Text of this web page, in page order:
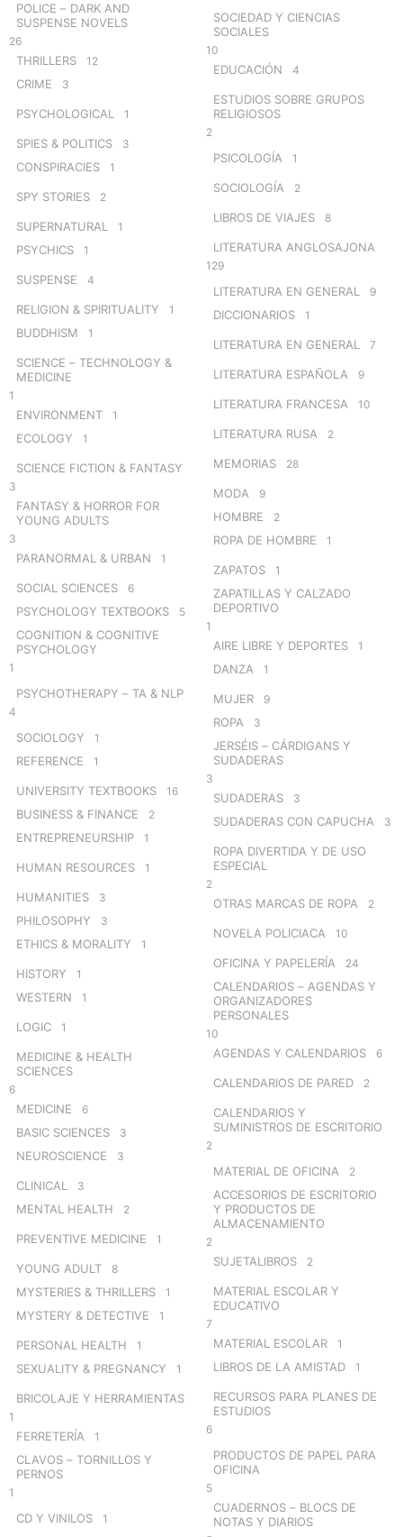
POLICE – DARK AND
SUSPENSE NOVELS
26
THRILLERS 12
CRIME 3
PSYCHOLOGICAL 1
SPIES & POLITICS 3
CONSPIRACIES 1
SPY STORIES 2
SUPERNATURAL 1
PSYCHICS 1
SUSPENSE 4
RELIGION & SPIRITUALITY 1
BUDDHISM 1
SCIENCE – TECHNOLOGY &
MEDICINE
1
ENVIRONMENT 1
ECOLOGY 1
SCIENCE FICTION & FANTASY
3
FANTASY & HORROR FOR
YOUNG ADULTS
3
PARANORMAL & URBAN 1
SOCIAL SCIENCES 6
PSYCHOLOGY TEXTBOOKS 5
COGNITION & COGNITIVE
PSYCHOLOGY
1
PSYCHOTHERAPY – TA & NLP
4
SOCIOLOGY 1
REFERENCE 1
UNIVERSITY TEXTBOOKS 16
BUSINESS & FINANCE 2
ENTREPRENEURSHIP 1
HUMAN RESOURCES 1
HUMANITIES 3
PHILOSOPHY 3
ETHICS & MORALITY 1
HISTORY 1
WESTERN 1
LOGIC 1
MEDICINE & HEALTH
SCIENCES
6
MEDICINE 6
BASIC SCIENCES 3
NEUROSCIENCE 3
CLINICAL 3
MENTAL HEALTH 2
PREVENTIVE MEDICINE 1
YOUNG ADULT 8
MYSTERIES & THRILLERS 1
MYSTERY & DETECTIVE 1
PERSONAL HEALTH 1
SEXUALITY & PREGNANCY 1
BRICOLAJE Y HERRAMIENTAS
1
FERRETERÍA 1
CLAVOS – TORNILLOS Y
PERNOS
1
CD Y VINILOS 1
SOCIEDAD Y CIENCIAS
SOCIALES
10
EDUCACIÓN 4
ESTUDIOS SOBRE GRUPOS
RELIGIOSOS
2
PSICOLOGÍA 1
SOCIOLOGÍA 2
LIBROS DE VIAJES 8
LITERATURA ANGLOSAJONA
129
LITERATURA EN GENERAL 9
DICCIONARIOS 1
LITERATURA EN GENERAL 7
LITERATURA ESPAÑOLA 9
LITERATURA FRANCESA 10
LITERATURA RUSA 2
MEMORIAS 28
MODA 9
HOMBRE 2
ROPA DE HOMBRE 1
ZAPATOS 1
ZAPATILLAS Y CALZADO
DEPORTIVO
1
AIRE LIBRE Y DEPORTES 1
DANZA 1
MUJER 9
ROPA 3
JERSÉIS – CÁRDIGANS Y
SUDADERAS
3
SUDADERAS 3
SUDADERAS CON CAPUCHA 3
ROPA DIVERTIDA Y DE USO
ESPECIAL
2
OTRAS MARCAS DE ROPA 2
NOVELA POLICIACA 10
OFICINA Y PAPELERÍA 24
CALENDARIOS – AGENDAS Y
ORGANIZADORES
PERSONALES
10
AGENDAS Y CALENDARIOS 6
CALENDARIOS DE PARED 2
CALENDARIOS Y
SUMINISTROS DE ESCRITORIO
2
MATERIAL DE OFICINA 2
ACCESORIOS DE ESCRITORIO
Y PRODUCTOS DE
ALMACENAMIENTO
2
SUJETALIBROS 2
MATERIAL ESCOLAR Y
EDUCATIVO
7
MATERIAL ESCOLAR 1
LIBROS DE LA AMISTAD 1
RECURSOS PARA PLANES DE
ESTUDIOS
6
PRODUCTOS DE PAPEL PARA
OFICINA
5
CUADERNOS – BLOCS DE
NOTAS Y DIARIOS